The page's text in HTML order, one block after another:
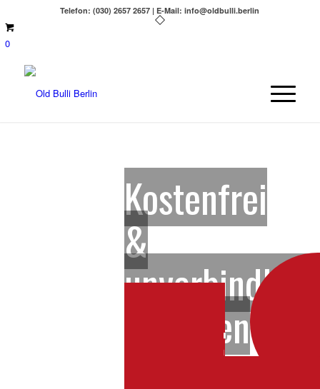
Telefon: (030) 2657 2657 | E-Mail: info@oldbulli.berlin
0
Kostenfrei
&
unverbindlich
anfragen
DEINE